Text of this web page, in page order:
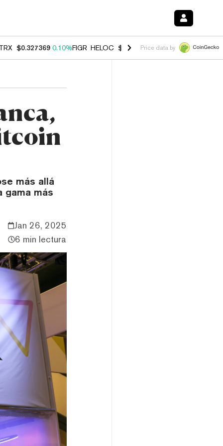
$0.327369 0.10%FIGR_HELOC $1.007 -2.70%HYPE $54.40 -
Price data by
más allá
gama más
Jan 26, 2025
6 min lectura